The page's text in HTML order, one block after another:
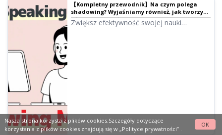
【Kompletny przewodnik】Na czym polega
shadowing? Wyjaśniamy również, jak tworzyć
własne materiały za darmo! |
Oprogramowanie do czytania tekstów Ondoku
Zwiększ efektywność swojej nauki
Nasza strona korzysta z plików cookies.Szczegóły dotyczące
korzystania z plików cookies znajdują się w „Polityce prywatności”.
OK